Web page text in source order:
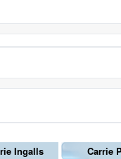
Ingalls Carrie